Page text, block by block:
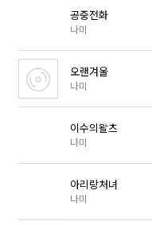
공중전화
나미
오랜겨울
나미
이수의왈츠
나미
아리랑처녀
나미